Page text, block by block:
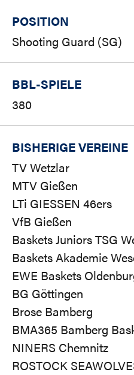
POSITION
Shooting Guard (SG)
BBL-SPIELE
380
BISHERIGE VEREINE
TV Wetzlar
MTV Gießen
LTi GIESSEN 46ers
VfB Gießen
Baskets Juniors TSG
Baskets Akademie
EWE Baskets
BG Göttingen
Brose Bamberg
BMA365 Bamberg
NINERS Chemnitz
ROSTOCK